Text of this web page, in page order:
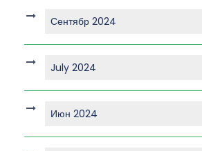
Сентябр 2024
July 2024
Июн 2024